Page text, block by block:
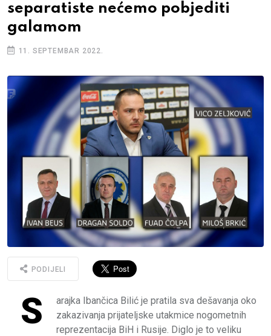
separatiste nećemo pobjediti
galamom
11. SEPTEMBAR 2022.
PODIJELI
S
arajka Ibančica Bilić je pratila sva dešavanja oko
zakazivanja prijateljske utakmice nogometnih
reprezentacija BiH i Rusije. Diglo je to veliku